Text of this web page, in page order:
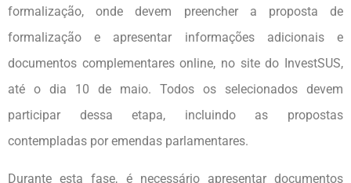
formalização, onde devem preencher a proposta de
formalização e apresentar informações adicionais e
documentos complementares online, no site do InvestSUS,
até o dia 10 de maio. Todos os selecionados devem
participar dessa etapa, incluindo as propostas
contempladas por emendas parlamentares.
Durante esta fase, é necessário apresentar documentos